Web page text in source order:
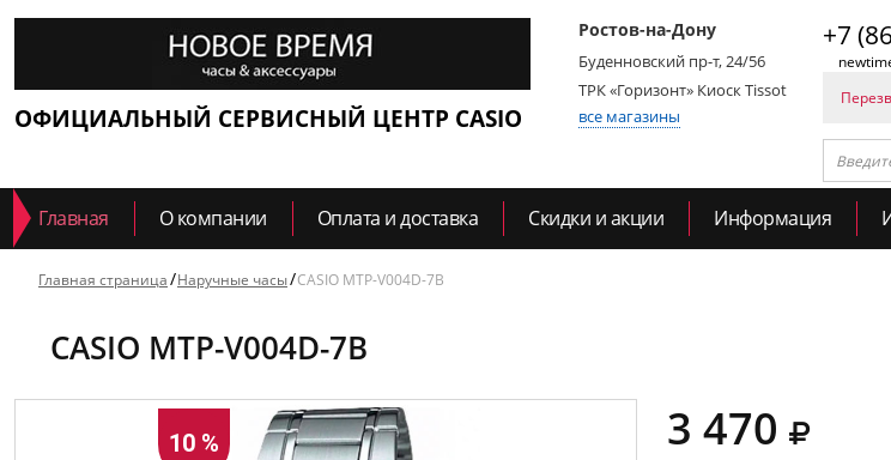
ОФИЦИАЛЬНЫЙ СЕРВИСНЫЙ ЦЕНТР CASIO
Ростов-на-Дону
Буденновский пр-т, 24/56
ТРК «Горизонт» Киоск Tissot
все магазины
+7
Главная О компании Оплата и доставка Скидки и акции Информация
Главная страница Наручные часы CASIO MTP-V004D-7B
CASIO MTP-V004D-7B
10 % 3 470